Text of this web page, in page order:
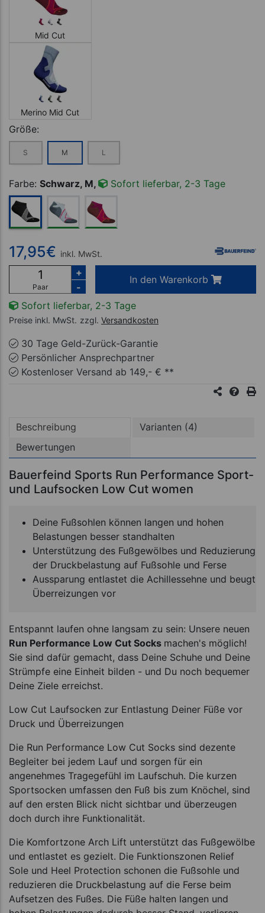
Mid Cut
Merino Mid Cut
Größe:
S M L
Farbe: Schwarz, M, Sofort lieferbar, 2-3 Tage
17,95€ inkl. MwSt.
Paar
+
-
In den Warenkorb
Sofort lieferbar, 2-3 Tage
Preise inkl. MwSt. zzgl. Versandkosten
30 Tage Geld-Zurück-Garantie
Persönlicher Ansprechpartner
Kostenloser Versand ab 149,- € **
Beschreibung
Varianten (4)
Bewertungen
Bauerfeind Sports Run Performance Sport-
und Laufsocken Low Cut women
Deine Fußsohlen können langen und hohen
Belastungen besser standhalten
Unterstützung des Fußgewölbes und Reduzierung
der Druckbelastung auf Fußsohle und Ferse
Aussparung entlastet die Achillessehne und beugt
Überreizungen vor
Entspannt laufen ohne langsam zu sein: Unsere neuen
Run Performance Low Cut Socks machen's möglich!
Sie sind dafür gemacht, dass Deine Schuhe und Deine
Strümpfe eine Einheit bilden - und Du noch bequemer
Deine Ziele erreichst.
Low Cut Laufsocken zur Entlastung Deiner Füße vor
Druck und Überreizungen
Die Run Performance Low Cut Socks sind dezente
Begleiter bei jedem Lauf und sorgen für ein
angenehmes Tragegefühl im Laufschuh. Die kurzen
Sportsocken umfassen den Fuß bis zum Knöchel, sind
auf den ersten Blick nicht sichtbar und überzeugen
doch durch ihre Funktionalität.
Die Komfortzone Arch Lift unterstützt das Fußgewölbe
und entlastet es gezielt. Die Funktionszonen Relief
Sole und Heel Protection schonen die Fußsohle und
reduzieren die Druckbelastung auf die Ferse beim
Aufsetzen des Fußes. Die Füße halten langen und